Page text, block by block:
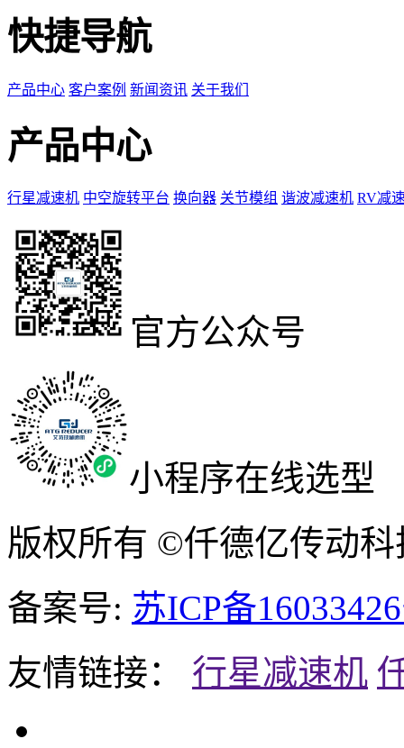
快捷导航
产品中心 客户案例 新闻资讯 关于我们
产品中心
行星减速机 中空旋转平台 换向器 关节模组 谐波减速机 RV减
官方公众号
小程序在线选型
版权所有 ©仟德亿传动
备案号: 苏ICP备
友情链接： 行星减速机